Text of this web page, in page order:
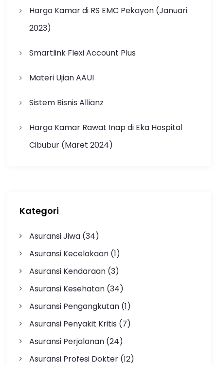
Harga Kamar di RS EMC Pekayon (Januari
2023)
Smartlink Flexi Account Plus
Materi Ujian AAUI
Sistem Bisnis Allianz
Harga Kamar Rawat Inap di Eka Hospital
Cibubur (Maret 2024)
Kategori
Asuransi Jiwa(34)
Asuransi Kecelakaan(1)
Asuransi Kendaraan(3)
Asuransi Kesehatan(34)
Asuransi Pengangkutan(1)
Asuransi Penyakit Kritis (7)
Asuransi Perjalanan(24)
Asuransi Profesi Dokter(12)